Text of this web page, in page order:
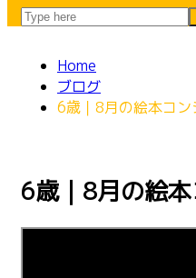
Home
ブログ
6歳｜8月の絵本コン
6歳｜8月の絵